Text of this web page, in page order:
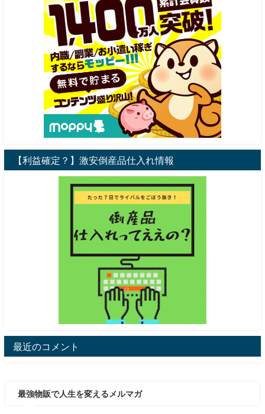
【利益確定？】激安倒産品仕入れ情報
最近のコメント
最強物販で人生を変えるメルマガ